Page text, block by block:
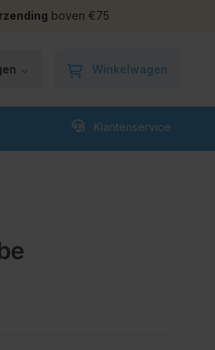
boven €75
Winkelwagen
Klantenservice